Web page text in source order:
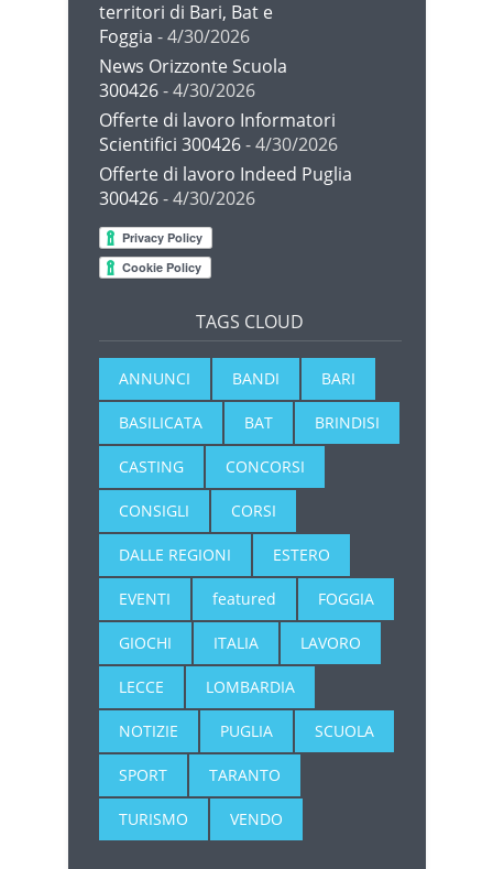
territori di Bari, Bat e
Foggia - 4/30/2026
News Orizzonte Scuola
300426- 4/30/2026
Offerte di lavoro Informatori
Scientifici 300426- 4/30/2026
Offerte di lavoro Indeed Puglia
300426- 4/30/2026
TAGS CLOUD
ANNUNCI BANDI BARI
BASILICATA BAT BRINDISI
CASTING CONCORSI
CONSIGLI CORSI
DALLE REGIONI ESTERO
EVENTI featured FOGGIA
GIOCHI ITALIA LAVORO
LECCE LOMBARDIA
NOTIZIE PUGLIA SCUOLA
SPORT TARANTO
TURISMO VENDO